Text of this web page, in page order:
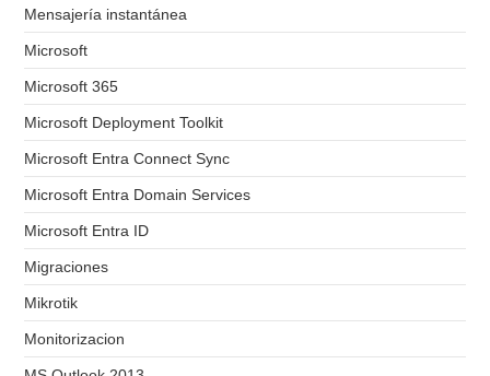
Mensajería instantánea
Microsoft
Microsoft 365
Microsoft Deployment Toolkit
Microsoft Entra Connect Sync
Microsoft Entra Domain Services
Microsoft Entra ID
Migraciones
Mikrotik
Monitorizacion